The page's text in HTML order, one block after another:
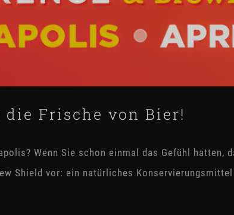
die Frische von Bier!
Wenn Sie schon einmal das Gefühl
Shield vor: ein natürliches